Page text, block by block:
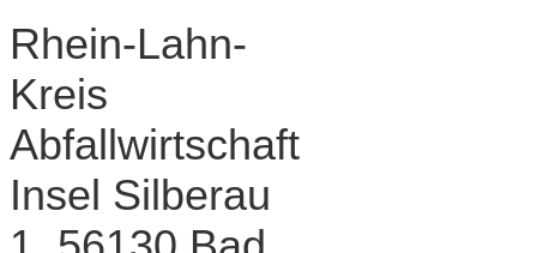
Rhein-Lahn-
Kreis
Abfallwirtschaft
Insel Silberau